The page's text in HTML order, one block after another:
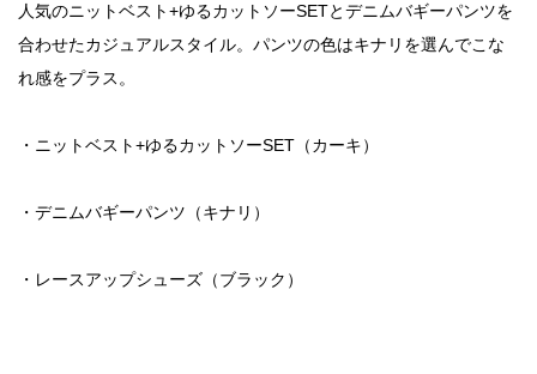
人気のニットベスト+ゆるカットソーSETとデニムバギーパンツを
合わせたカジュアルスタイル。パンツの色はキナリを選んでこな
れ感をプラス。
・ニットベスト+ゆるカットソーSET（カーキ）
・デニムバギーパンツ（キナリ）
・レースアップシューズ（ブラック）